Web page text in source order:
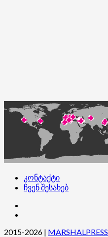
კონტაქტი
ჩვენ შესახებ
2015-2026 | MARSHALPRESS